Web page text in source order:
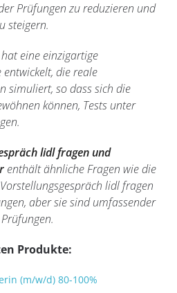
Prüfungen zu reduzieren und
steigern.
eine einzigartige
die reale
simuliert, so dass sich die
können, Tests unter
lidl fragen und
enthält ähnliche Fragen wie die
lidl fragen
aber sie sind umfassender
Produkte:
(m/w/d) 80-100%